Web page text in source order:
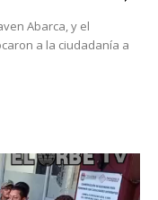
Abarca, y el
a la ciudadanía a